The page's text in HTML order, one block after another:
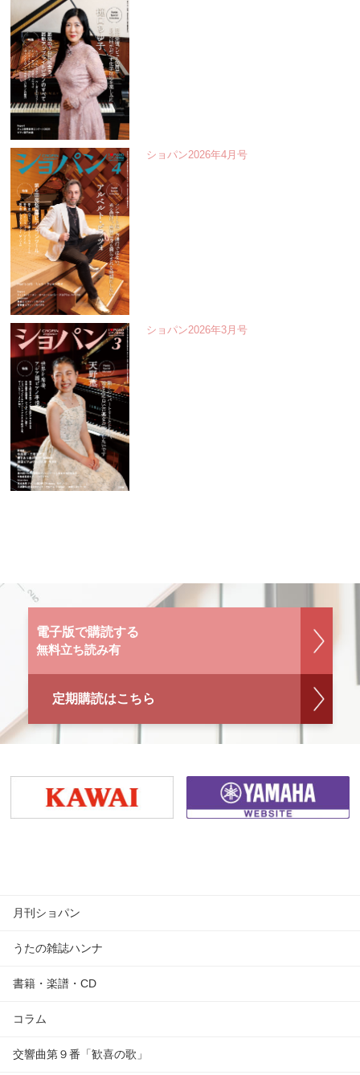
ショパン2026年4月号
ショパン2026年3月号
電子版で購読する
無料立ち読み有
定期購読はこちら
月刊ショパン
うたの雑誌ハンナ
書籍・楽譜・CD
コラム
交響曲第９番「歓喜の歌」